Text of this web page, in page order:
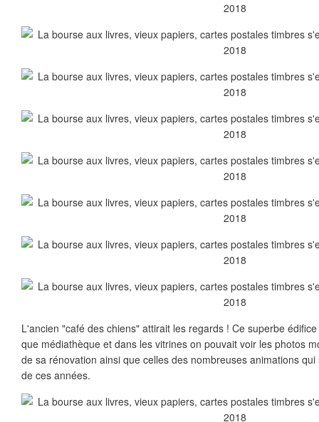
L'ancien "café des chiens" attirait les regards ! Ce superbe
que médiathèque et dans les vitrines on pouvait voir les photos
de sa rénovation ainsi que celles des nombreuses animations
de ces années.